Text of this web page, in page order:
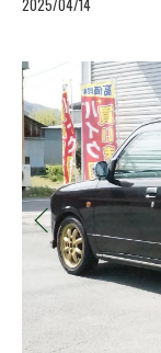
2025/04/14